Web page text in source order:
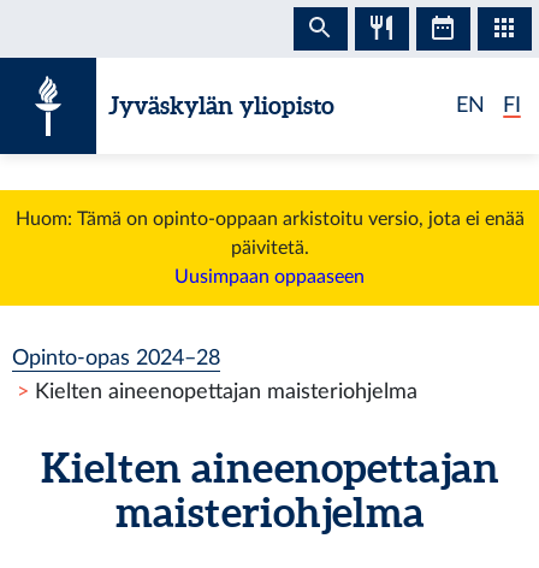
Jyväskylän yliopisto EN FI
Huom: Tämä on opinto-oppaan arkistoitu versio, jota ei enää
päivitetä.
Uusimpaan oppaaseen
Opinto-opas 2024–28
Kielten aineenopettajan maisteriohjelma
Kielten aineenopettajan
maisteriohjelma